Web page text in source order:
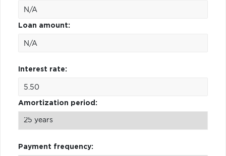
Loan amount:
Interest rate:
Amortization period:
Payment frequency: